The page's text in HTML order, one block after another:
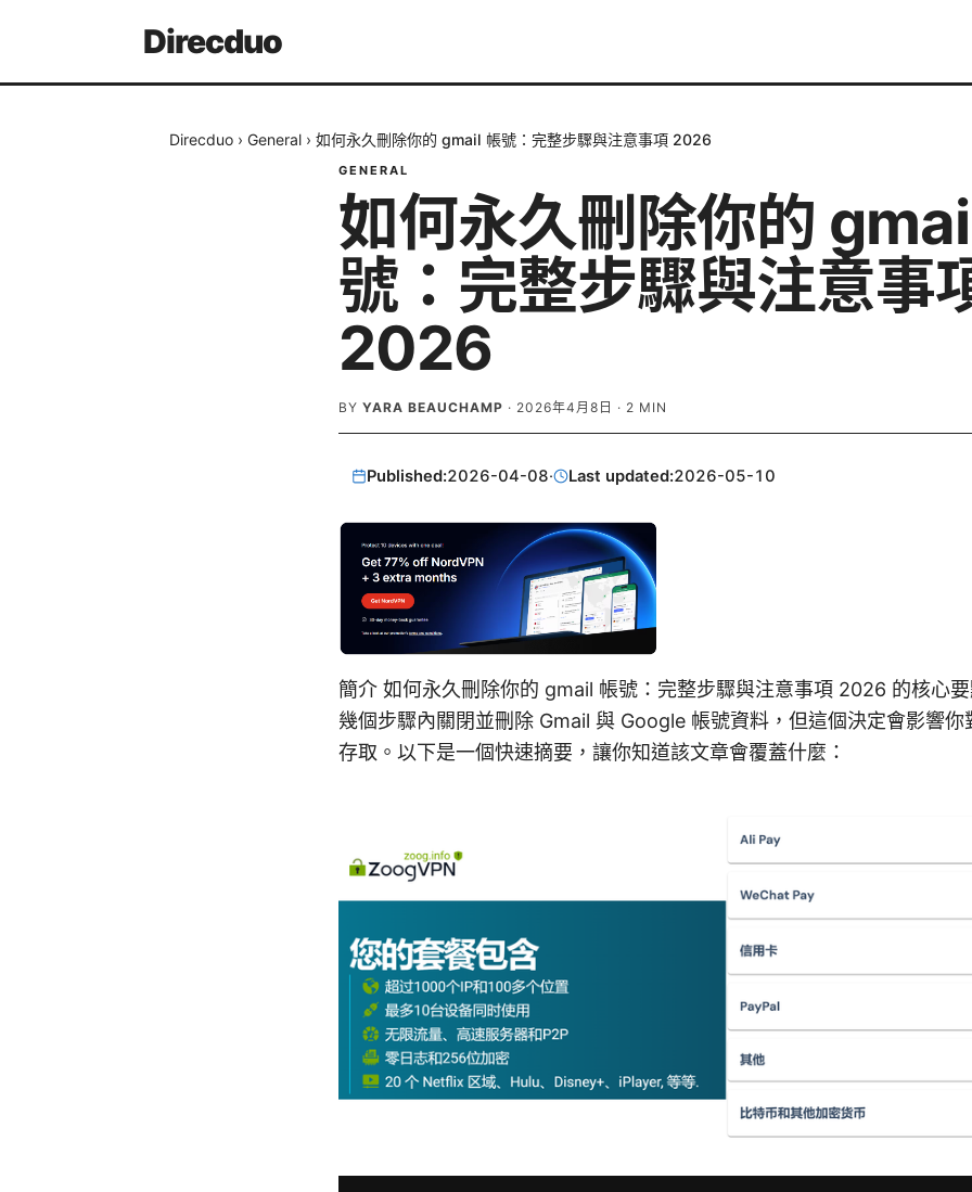
Direcduo
Direcduo › General › 如何永久刪除你的 gmail 帳號：完整步驟與注意事項 2026
GENERAL
如何永久刪除你的
號：完整步驟與注意事
2026
BY YARA BEAUCHAMP · 2026年4月8日 · 2 MIN
Published:2026-04-08· Last updated:2026-05-10
簡介 如何永久刪除你的 gmail 帳號：完整步驟與注意事項 2026 的核心
幾個步驟內關閉並刪除 Gmail 與 Google 帳號資料，但這個決定會影響
存取。以下是一個快速摘要，讓你知道該文章會覆蓋什麼：